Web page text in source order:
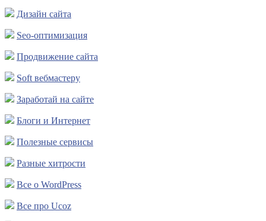
Дизайн сайта
Seo-оптимизация
Продвижение сайта
Soft вебмастеру
Заработай на сайте
Блоги и Интернет
Полезные сервисы
Разные хитрости
Все о WordPress
Все про Ucoz